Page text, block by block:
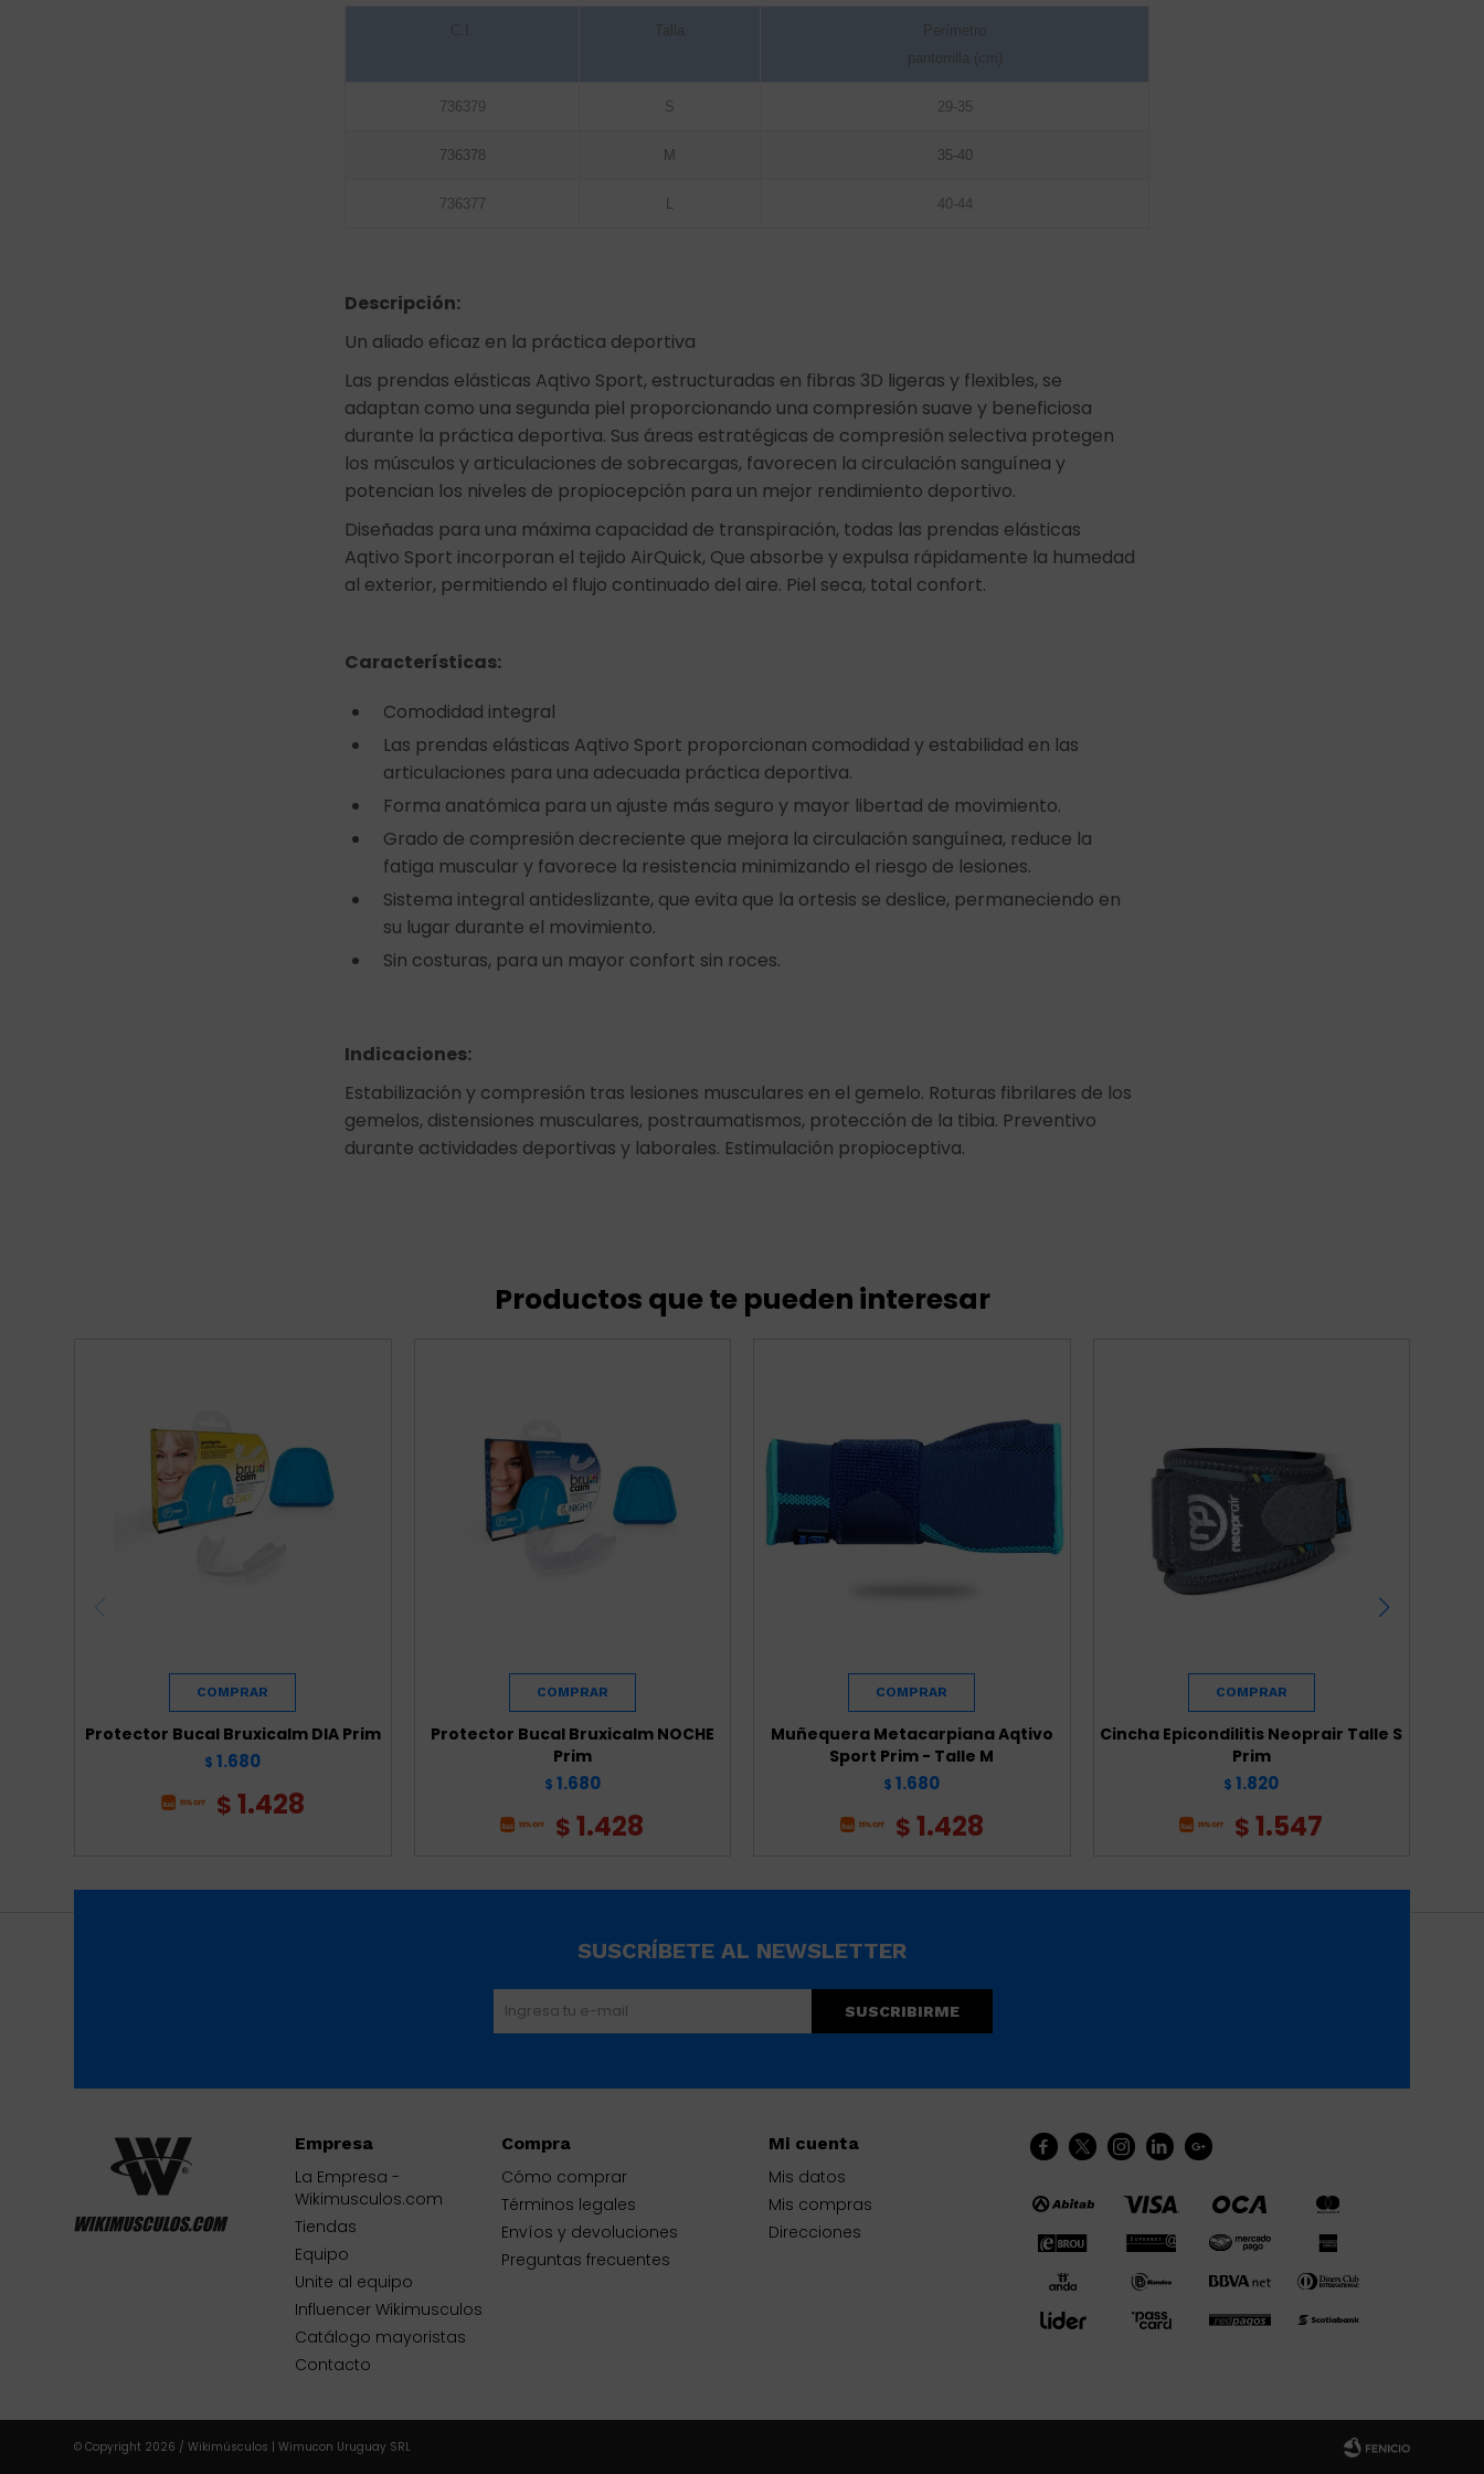
C.I. Talla
Perímetro
pantorrilla (cm)
736379 S 29-35
736378 M 35-40
736377 L 40-44
Descripción:
Un aliado eficaz en la práctica deportiva
Las prendas elásticas Aqtivo Sport, estructuradas en fibras 3D ligeras y flexibles, se
adaptan como una segunda piel proporcionando una compresión suave y beneficiosa
durante la práctica deportiva. Sus áreas estratégicas de compresión selectiva protegen
los músculos y articulaciones de sobrecargas, favorecen la circulación sanguínea y
potencian los niveles de propiocepción para un mejor rendimiento deportivo.
Diseñadas para una máxima capacidad de transpiración, todas las prendas elásticas
Aqtivo Sport incorporan el tejido AirQuick, Que absorbe y expulsa rápidamente la humedad
al exterior, permitiendo el flujo continuado del aire. Piel seca, total confort.
Características:
Comodidad integral
Las prendas elásticas Aqtivo Sport proporcionan comodidad y estabilidad en las
articulaciones para una adecuada práctica deportiva.
Forma anatómica para un ajuste más seguro y mayor libertad de movimiento.
Grado de compresión decreciente que mejora la circulación sanguínea, reduce la
fatiga muscular y favorece la resistencia minimizando el riesgo de lesiones.
Sistema integral antideslizante, que evita que la ortesis se deslice, permaneciendo en
su lugar durante el movimiento.
Sin costuras, para un mayor confort sin roces.
Indicaciones:
Estabilización y compresión tras lesiones musculares en el gemelo. Roturas fibrilares de los
gemelos, distensiones musculares, postraumatismos, protección de la tibia. Preventivo
durante actividades deportivas y laborales. Estimulación propioceptiva.
Productos que te pueden interesar
Protector Bucal Bruxicalm DIA Prim
$ 1.680
$1.428
Protector Bucal Bruxicalm NOCHE
Prim
$ 1.680
$ 1.428
Muñequera Metacarpiana Aqtivo
Sport Prim - Talle M
$ 1.680
$1.428
Cincha Epicondilitis Neoprair Talle S
Prim
$ 1.820
$ 1.547
    
Empresa
La Empresa -
Wikimusculos.com
Tiendas
Equipo
Unite al equipo
Influencer Wikimusculos
Catálogo mayoristas
Contacto
Compra
Cómo comprar
Términos legales
Envíos y devoluciones
Preguntas frecuentes
Mi cuenta
Mis datos
Mis compras
Direcciones
SUSCRÍBETE AL NEWSLETTER
SUSCRIBIRME
© Copyright 2026 / Wikimúsculos | Wimucon Uruguay SRL